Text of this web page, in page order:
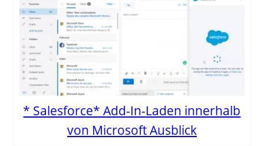
* Salesforce* Add-In-Laden innerhalb
von Microsoft Ausblick